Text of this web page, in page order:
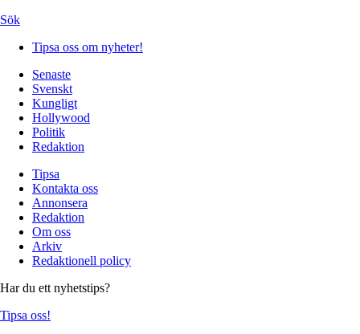
Sök
Tipsa oss om nyheter!
Senaste
Svenskt
Kungligt
Hollywood
Politik
Redaktion
Tipsa
Kontakta oss
Annonsera
Redaktion
Om oss
Arkiv
Redaktionell policy
Har du ett nyhetstips?
Tipsa oss!